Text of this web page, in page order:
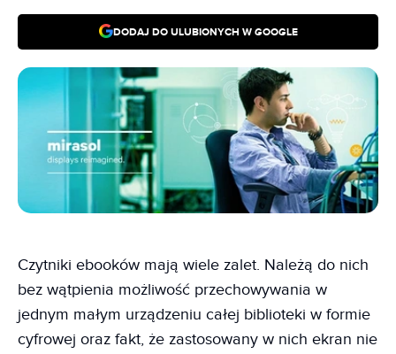
DODAJ DO ULUBIONYCH W GOOGLE
Czytniki ebooków mają wiele zalet. Należą do nich
bez wątpienia możliwość przechowywania w
jednym małym urządzeniu całej biblioteki w formie
cyfrowej oraz fakt, że zastosowany w nich ekran nie